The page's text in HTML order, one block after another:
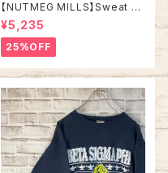
【NUTMEG MILLS】Sweat XL
Made in USA 90s “UNIVER
SITY OF TENNESSEE” vinta
ge ナツメグミルズ カレッジモノ
カレッジロゴ テネシー大学 スウ
ェット トレーナー ヴィンテージ
アメリカ USA 古着
¥5,235
25%OFF